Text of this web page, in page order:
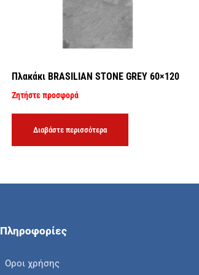
Πλακάκι BRASILIAN STONE GREY 60×120
Ζητήστε προσφορά
Διαβάστε περισσότερα
Πληροφορίες
Οροι χρήσης